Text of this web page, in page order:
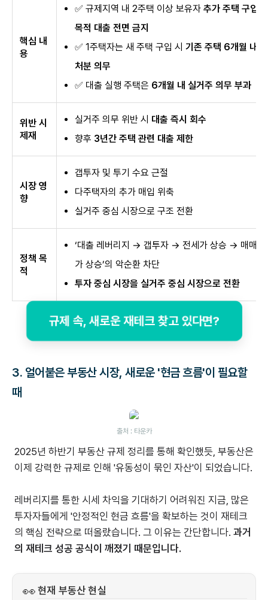
핵심 내
용
✅ 규제지역 내 2주택 이상 보유자 추가 주택 구입
목적 대출 전면 금지
✅ 1주택자는 새 주택 구입 시 기존 주택 6개월 내
처분 의무
✅ 대출 실행 주택은 6개월 내 실거주 의무 부과
위반 시
제재
실거주 의무 위반 시 대출 즉시 회수
향후 3년간 주택 관련 대출 제한
시장 영
향
갭투자 및 투기 수요 근절
다주택자의 추가 매입 위축
실거주 중심 시장으로 구조 전환
정책 목
적
‘대출 레버리지 → 갭투자 → 전세가 상승 → 매매
가 상승’의 악순환 차단
투자 중심 시장을 실거주 중심 시장으로 전환
규제 속, 새로운 재테크 찾고 있다면?
3. 얼어붙은 부동산 시장, 새로운 '현금 흐름'이 필요할
때
출처 : 타운카
2025년 하반기 부동산 규제 정리를 통해 확인했듯, 부동산은
이제 강력한 규제로 인해 '유동성이 묶인 자산'이 되었습니다.
레버리지를 통한 시세 차익을 기대하기 어려워진 지금, 많은
투자자들에게 '안정적인 현금 흐름'을 확보하는 것이 재테크
의 핵심 전략으로 떠올랐습니다. 그 이유는 간단합니다. 과거
의 재테크 성공 공식이 깨졌기 때문입니다.
👀 현재 부동산 현실